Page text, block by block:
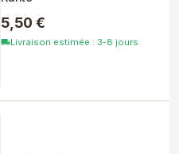
5,50 €
local_shippingLivraison estimée : 3-8 jours